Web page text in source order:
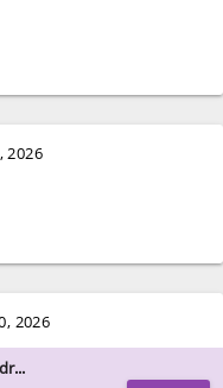
2026
2026